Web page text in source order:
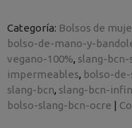
Categoría: Bolsos de
bolso-de-mano-y-
vegano-100% slang-
impermeables bolso-
slang-bcn slang-bcn-
bolso-slang-bcn-ocre |